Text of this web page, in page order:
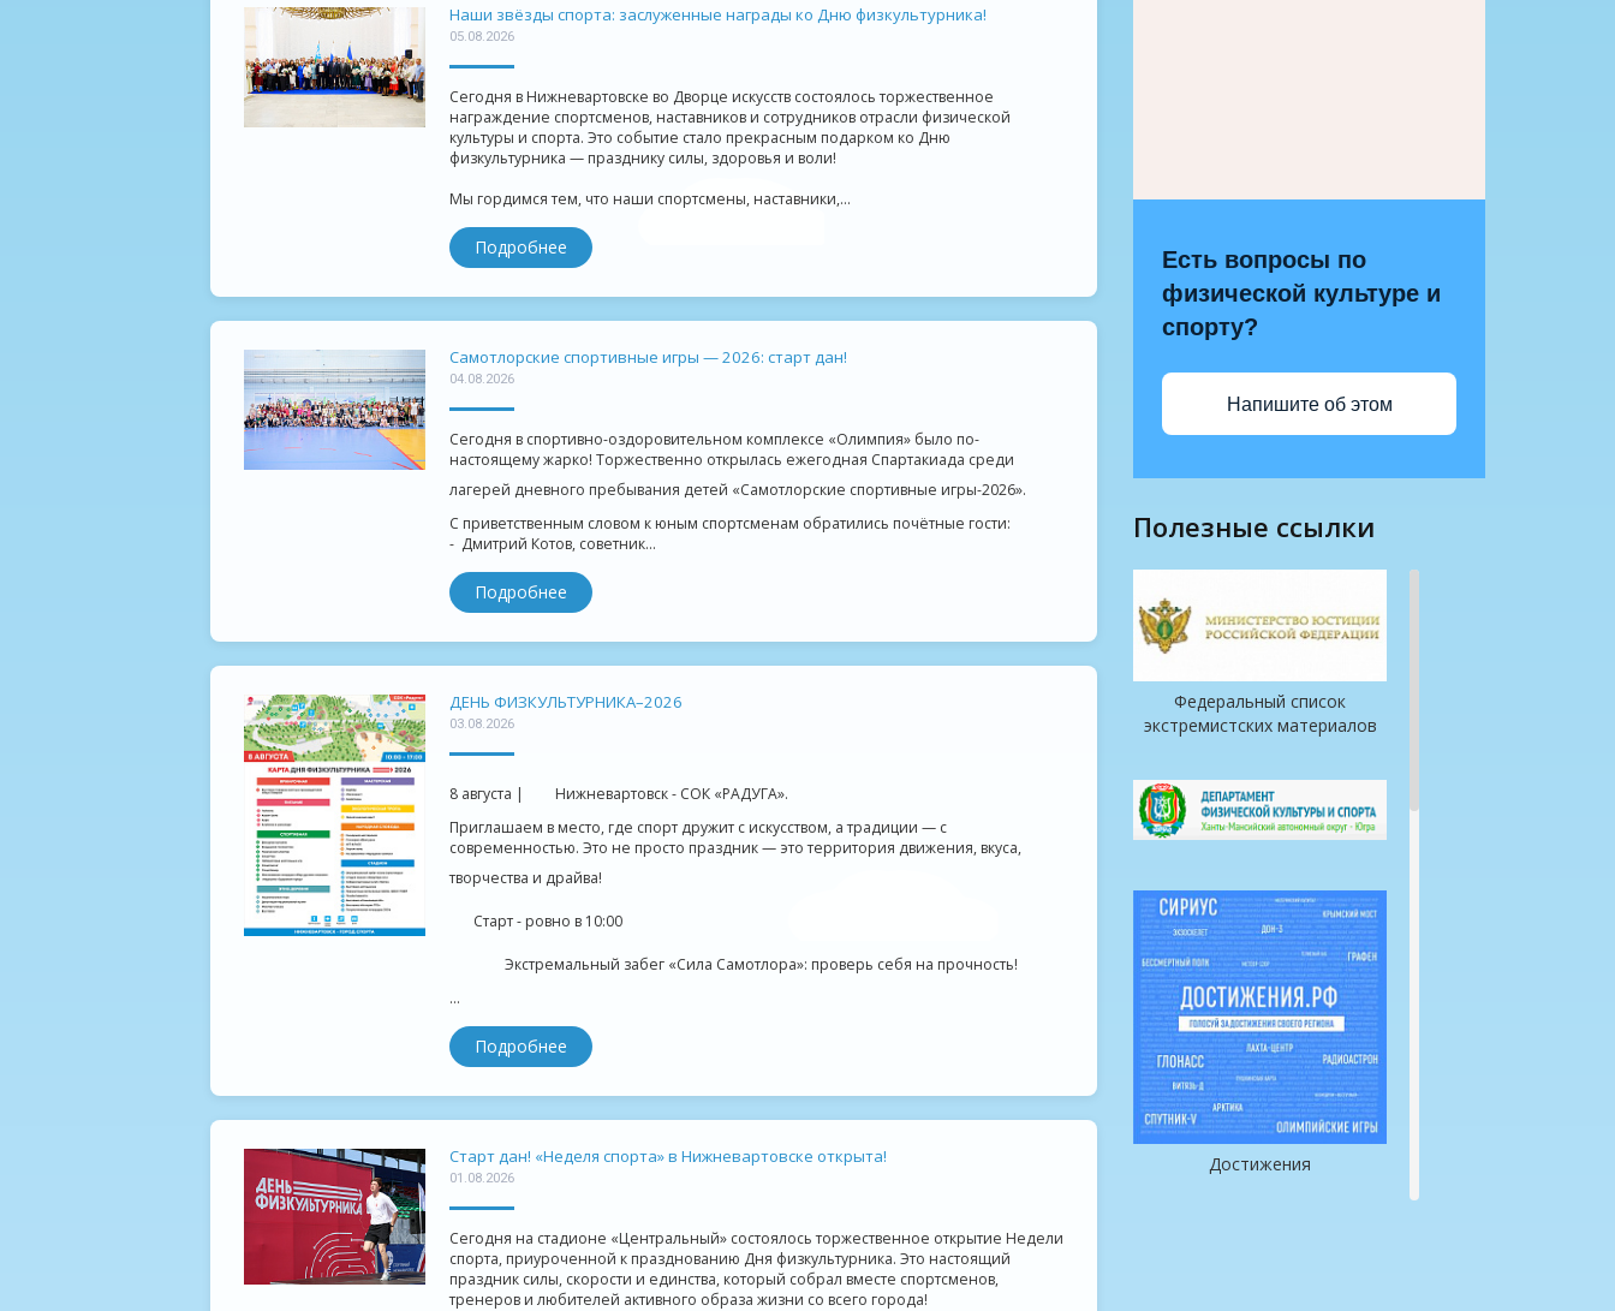
Наши звёзды спорта: заслуженные награды ко Дню физкультурника!
05.08.2026
Сегодня в Нижневартовске во Дворце искусств состоялось торжественное
награждение спортсменов, наставников и сотрудников отрасли физической
культуры и спорта. Это событие стало прекрасным подарком ко Дню
физкультурника — празднику силы, здоровья и воли!
Мы гордимся тем, что наши спортсмены, наставники,...
Подробнее
Самотлорские спортивные игры — 2026: старт дан!
04.08.2026
Сегодня в спортивно-оздоровительном комплексе «Олимпия» было по-
настоящему жарко! Торжественно открылась ежегодная Спартакиада среди
лагерей дневного пребывания детей «Самотлорские спортивные игры-2026».
С приветственным словом к юным спортсменам обратились почётные гости:
- ️ Дмитрий Котов, советник...
Подробнее
ДЕНЬ ФИЗКУЛЬТУРНИКА–2026
03.08.2026
8 августа |
Нижневартовск - СОК «РАДУГА».
Приглашаем в место, где спорт дружит с искусством, а традиции — с
современностью. Это не просто праздник — это территория движения, вкуса,
творчества и драйва!
Старт - ровно в 10:00
Экстремальный забег «Сила Самотлора»: проверь себя на прочность!
...
Подробнее
Старт дан! «Неделя спорта» в Нижневартовске открыта!
01.08.2026
Сегодня на стадионе «Центральный» состоялось торжественное открытие Недели
спорта, приуроченной к празднованию Дня физкультурника. Это настоящий
праздник силы, скорости и единства, который собрал вместе спортсменов,
тренеров и любителей активного образа жизни со всего города!
Есть вопросы по
физической культуре и
спорту?
Напишите об этом
полезные ссылки
Федеральный список
экстремистских материалов
Достижения